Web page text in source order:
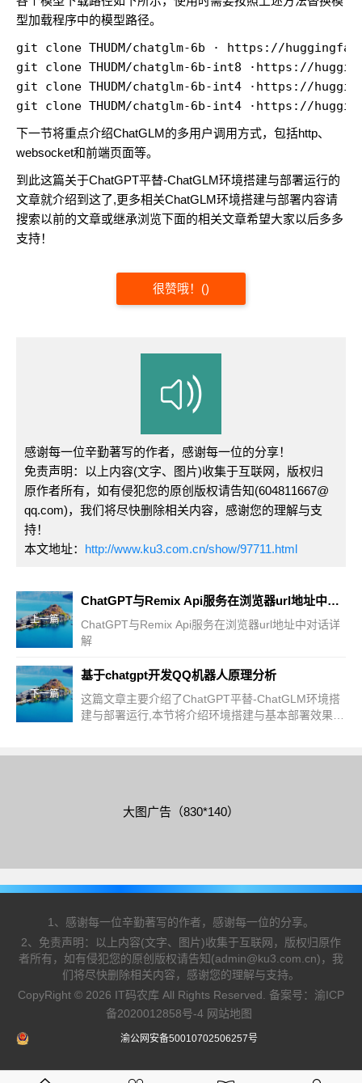
型加载程序中的模型路径。
git clone THUDM/chatglm-6b · https://
git clone THUDM/chatglm-6b-int8 ·https://
git clone THUDM/chatglm-6b-int4 ·https://
git clone THUDM/chatglm-6b-int4 ·https://
下一节将重点介绍ChatGLM的多用户调用方式，包括http、
websocket和前端页面等。
到此这篇关于ChatGPT平替-ChatGLM环境搭建与部署运行的
文章就介绍到这了,更多相关ChatGLM环境搭建与部署内容请
搜索以前的文章或继承浏览下面的相关文章希望大家以后多多
支持！
很赞哦！ ()
感谢每一位辛勤著写的作者，感谢每一位的分享！
免责声明：以上内容(文字、图片)收集于互联网，版权归
原作者所有，如有侵犯您的原创版权请告知(604811667@
qq.com)，我们将尽快删除相关内容，感谢您的理解与支
持！
本文地址： http://www.ku3.com.cn/show/97711.html
上一篇
ChatGPT与Remix Api服务在浏览器url地址中对话详解
ChatGPT与Remix Api服务在浏览器url地址中对话详
解
下一篇
基于chatgpt开发QQ机器人原理分析
这篇文章主要介绍了ChatGPT平替-ChatGLM环境搭
建与部署运行,本节将介绍环境搭建与基本部署效果，
大图广告（830*140）
1、感谢每一位辛勤著写的作者，感谢每一位的分享。
2、免责声明：以上内容(文字、图片)收集于互联网，版权归原作
者所有，如有侵犯您的原创版权请告知(admin@ku3.com.cn)，我
们将尽快删除相关内容，感谢您的理解与支持。
CopyRight © 2026 IT码农库 All Rights Reserved. 备案号： 渝ICP
备2020012858号-4 网站地图
渝公网安备50010702506257号